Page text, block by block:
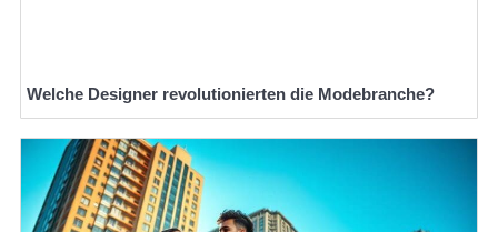
Welche Designer revolutionierten die Modebranche?